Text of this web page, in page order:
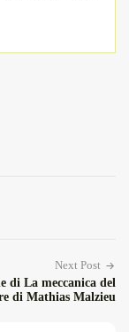
Next Post
di La meccanica del
di Mathias Malzieu